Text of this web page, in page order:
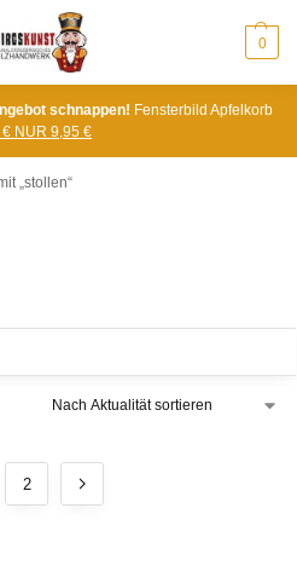
0
schnappen! Fensterbild Apfelkorb
€ NUR 9,95 €
„stollen“
2